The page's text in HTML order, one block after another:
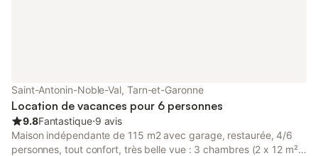
Saint-Antonin-Noble-Val, Tarn-et-Garonne
Location de vacances pour 6 personnes
9.8Fantastique⋅9 avis
Maison indépendante de 115 m2 avec garage, restaurée, 4/6
personnes, tout confort, très belle vue : 3 chambres (2 x 12 m²